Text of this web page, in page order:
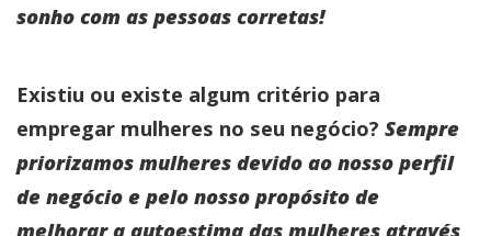
sonho com as pessoas corretas!
Existiu ou existe algum critério para
empregar mulheres no seu negócio? Sempre
priorizamos mulheres devido ao nosso perfil
de negócio e pelo nosso propósito de
melhorar a autoestima das mulheres através